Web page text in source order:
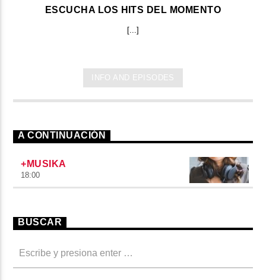
ESCUCHA LOS HITS DEL MOMENTO
[...]
INFO AND EPISODES
A CONTINUACIÓN
+MUSIKA
18:00
BUSCAR